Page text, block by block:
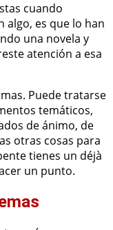
cuando
algo, es que lo han
una novela y
atención a esa
Puede tratarse
temáticos,
de ánimo, de
otras cosas para
tienes un déjà
un punto.